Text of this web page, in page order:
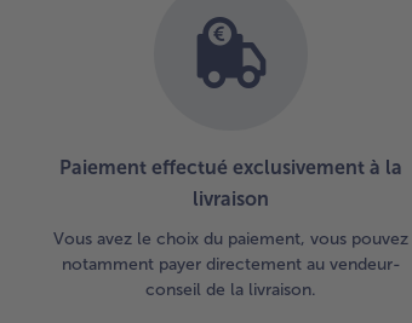
Paiement effectué exclusivement à la
livraison
Vous avez le choix du paiement, vous pouvez
notamment payer directement au vendeur-
conseil de la livraison.